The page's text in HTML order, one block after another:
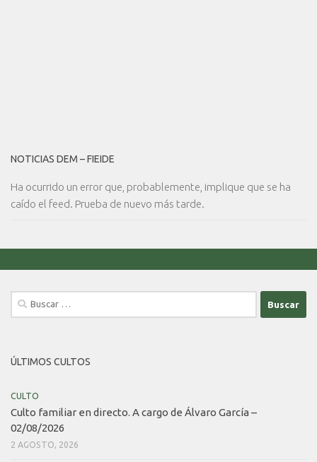
NOTICIAS DEM – FIEIDE
Ha ocurrido un error que, probablemente, implique que se ha
caído el feed. Prueba de nuevo más tarde.
Buscar:
ÚLTIMOS CULTOS
CULTO
Culto familiar en directo. A cargo de Álvaro García –
02/08/2026
2 AGOSTO, 2026